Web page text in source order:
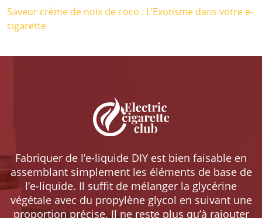
Saveur crème de noix de coco : L’Exotisme dans votre e-
cigarette
Fabriquer de l’e-liquide DIY est bien faisable en
assemblant simplement les éléments de base de
l’e-liquide. Il suffit de mélanger la glycérine
végétale avec du propylène glycol en suivant une
proportion précise. Il ne reste plus qu’à rajouter